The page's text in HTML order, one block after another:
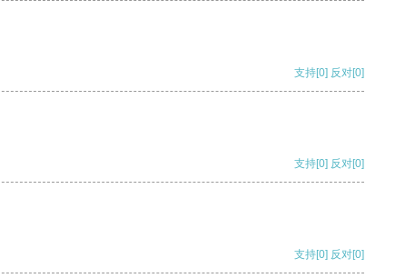
支持[0] 反对[0]
支持[0] 反对[0]
支持[0] 反对[0]